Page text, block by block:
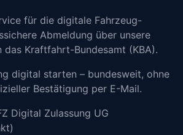
für die digitale Fahrzeug-
Abmeldung über unsere
das Kraftfahrt-Bundesamt (KBA).
digital starten – bundesweit, ohne
Bestätigung per E-Mail.
Digital Zulassung UG